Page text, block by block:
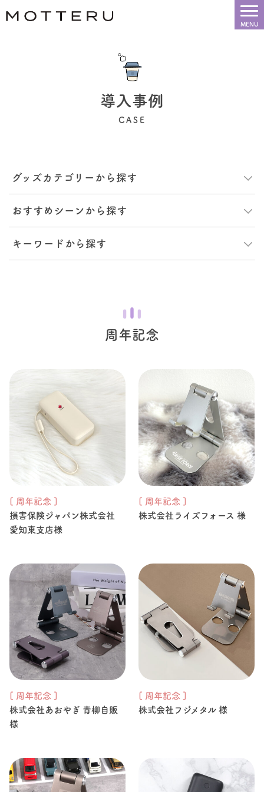
導入事例
CASE
グッズカテゴリーから探す
おすすめシーンから探す
キーワードから探す
周年記念
[ 周年記念 ]
損害保険ジャパン株式会社
愛知東支店様
[ 周年記念 ]
株式会社ライズフォース 様
[ 周年記念 ]
株式会社あおやぎ 青柳自販
様
[ 周年記念 ]
株式会社フジメタル 様